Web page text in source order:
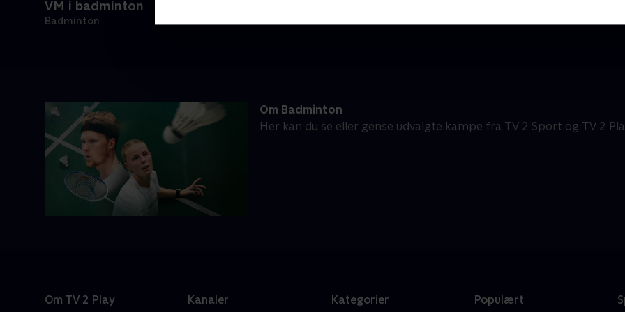
VM i badminton
Badminton
Om Badminton
Her kan du se eller gense udvalgte kampe fra TV 2 Sport og TV 2
Om TV 2 Play Kanaler Kategorier Populært